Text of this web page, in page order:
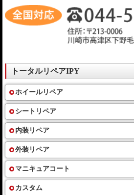
トータルリペアIPY
ホイールリペア
シートリペア
内装リペア
外装リペア
マニキュアコート
カスタム